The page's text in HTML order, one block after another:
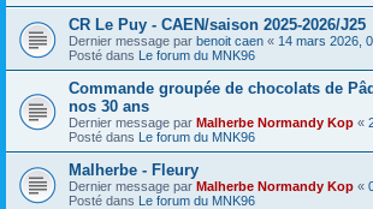
CR Le Puy - CAEN/saison 2025-2026/J25
Dernier message par benoit caen « 14 mars 2026,
Posté dans Le forum du MNK96
Commande groupée de chocolats de
nos 30 ans
Dernier message par Malherbe Normandy Kop «
Posté dans Le forum du MNK96
Malherbe - Fleury
Dernier message par Malherbe Normandy Kop «
Posté dans Le forum du MNK96